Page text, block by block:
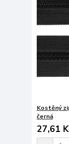
Kostěný
černá
27,61